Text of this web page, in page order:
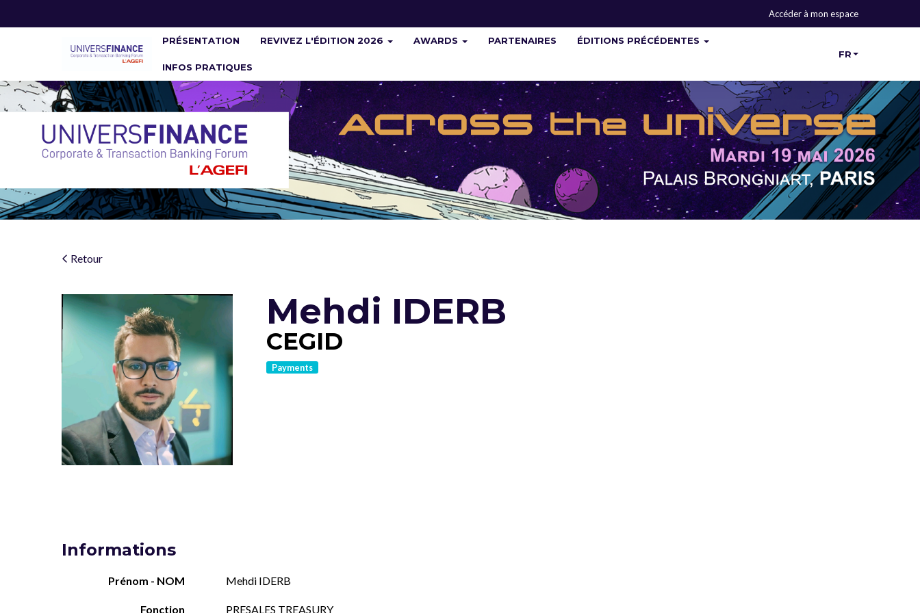
Accéder à mon espace
PRÉSENTATION REVIVEZ L'ÉDITION 2026 AWARDS PARTENAIRES ÉDITIONS PRÉCÉDENTES
INFOS PRATIQUES
FR
Retour
Mehdi IDERB
CEGID
Payments
Informations
Prénom - NOM Mehdi IDERB
Fonction PRESALES TREASURY